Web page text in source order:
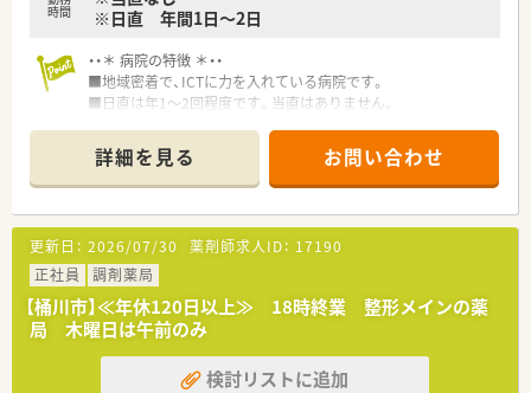
時間
※日直 年間1日～2日
・・＊ 病院の特徴 ＊・・
■地域密着で、ICTに力を入れている病院です。
■日直は年1～2回程度です。当直はありません。
詳細を見る お問い合わせ
更新日： 2026/07/30 薬剤師求人ID： 17190
正社員
調剤薬局
【桶川市】≪年休120日以上≫ 18時終業 整形メインの薬
局 木曜日は午前のみ
検討リストに追加